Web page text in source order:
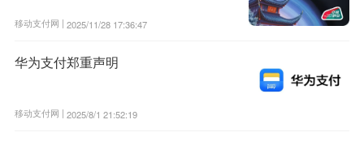
移动支付网 | 2025/11/28 17:36:47
华为支付郑重声明
移动支付网 | 2025/8/1 21:52:19